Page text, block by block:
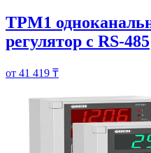
ТРМ1
регулятор с RS-485
от 41 419 ₸